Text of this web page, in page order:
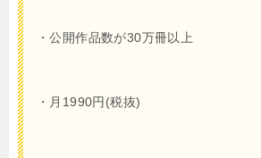
・公開作品数が30万冊以上
・月1990円(税抜)